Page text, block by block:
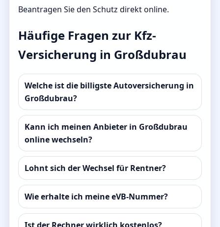
Beantragen Sie den Schutz direkt online.
Häufige Fragen zur Kfz-
Versicherung in Großdubrau
Welche ist die billigste Autoversicherung in
Großdubrau?
Kann ich meinen Anbieter in Großdubrau
online wechseln?
Lohnt sich der Wechsel für Rentner?
Wie erhalte ich meine eVB-Nummer?